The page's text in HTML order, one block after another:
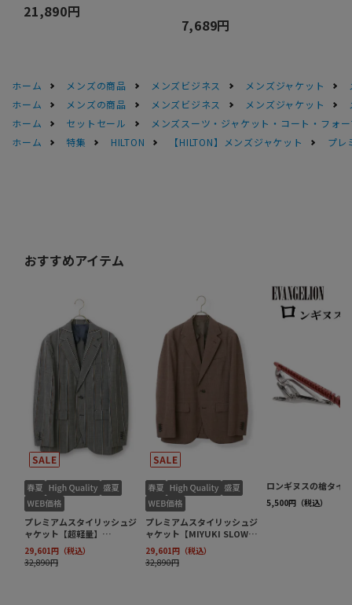
21,890円
7,689円
ホーム メンズの商品 メンズビジネス メンズジャケット
ホーム
メンズの商品 メンズビジネス メンズジャケット
ホーム
セットセール
メンズスーツ・ジャケット・コート・フォ
ホーム
特集 HILTON 【HILTON】メンズジャケット プレ